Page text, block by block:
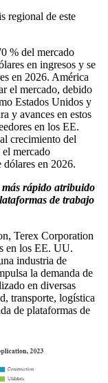
regional de este
% del mercado
en ingresos y se
en 2026. América
el mercado, debido
Estados Unidos y
y avances en estos
en los EE.
crecimiento del
mercado
dólares en 2026.
más rápido atribuido
de trabajo
Terex Corporation
en los EE. UU.
industria de
la demanda de
en diversas
transporte, logística
de plataformas de